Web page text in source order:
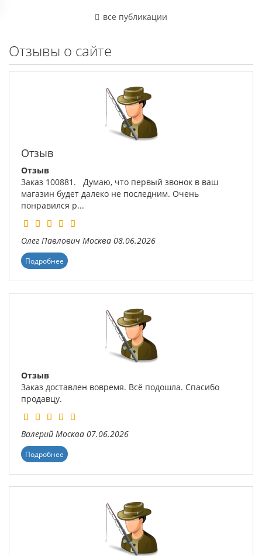
все публикации
Отзывы о сайте
Отзыв
Отзыв
Заказ 100881. Думаю, что первый звонок в ваш
магазин будет далеко не последним. Очень
понравился р...
Олег Павлович Москва 08.06.2026
Подробнее
Отзыв
Заказ доставлен вовремя. Всё подошла. Спасибо
продавцу.
Валерий Москва 07.06.2026
Подробнее